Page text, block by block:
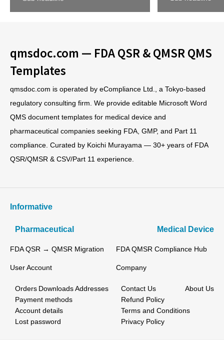
qmsdoc.com — FDA QSR & QMSR QMS
Templates
qmsdoc.com is operated by eCompliance Ltd., a Tokyo-based
regulatory consulting firm. We provide editable Microsoft Word
QMS document templates for medical device and
pharmaceutical companies seeking FDA, GMP, and Part 11
compliance. Curated by Koichi Murayama — 30+ years of FDA
QSR/QMSR & CSV/Part 11 experience.
Informative
Pharmaceutical Medical Device
FDA QSR → QMSR Migration FDA QMSR Compliance Hub
User Account
Orders Downloads Addresses
Payment methods
Account details
Lost password
Company
Contact Us
About Us
Refund Policy
Terms and Conditions
Privacy Policy